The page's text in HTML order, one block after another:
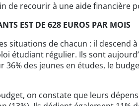
de recourir à une aide financière
EST DE 628 EUROS PAR MOIS
situations de chacun : il descend
étudiant régulier. Ils sont
des jeunes en études, le
on constate que leurs